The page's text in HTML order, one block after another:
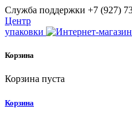
Cлужба поддержки +7 (927)
Центр
упаковки
Корзина
Корзина пуста
Корзина